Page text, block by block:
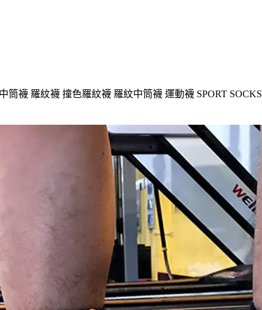
筒襪 羅紋襪 撞色羅紋襪 羅紋中筒襪 運動襪 SPORT SOCKS